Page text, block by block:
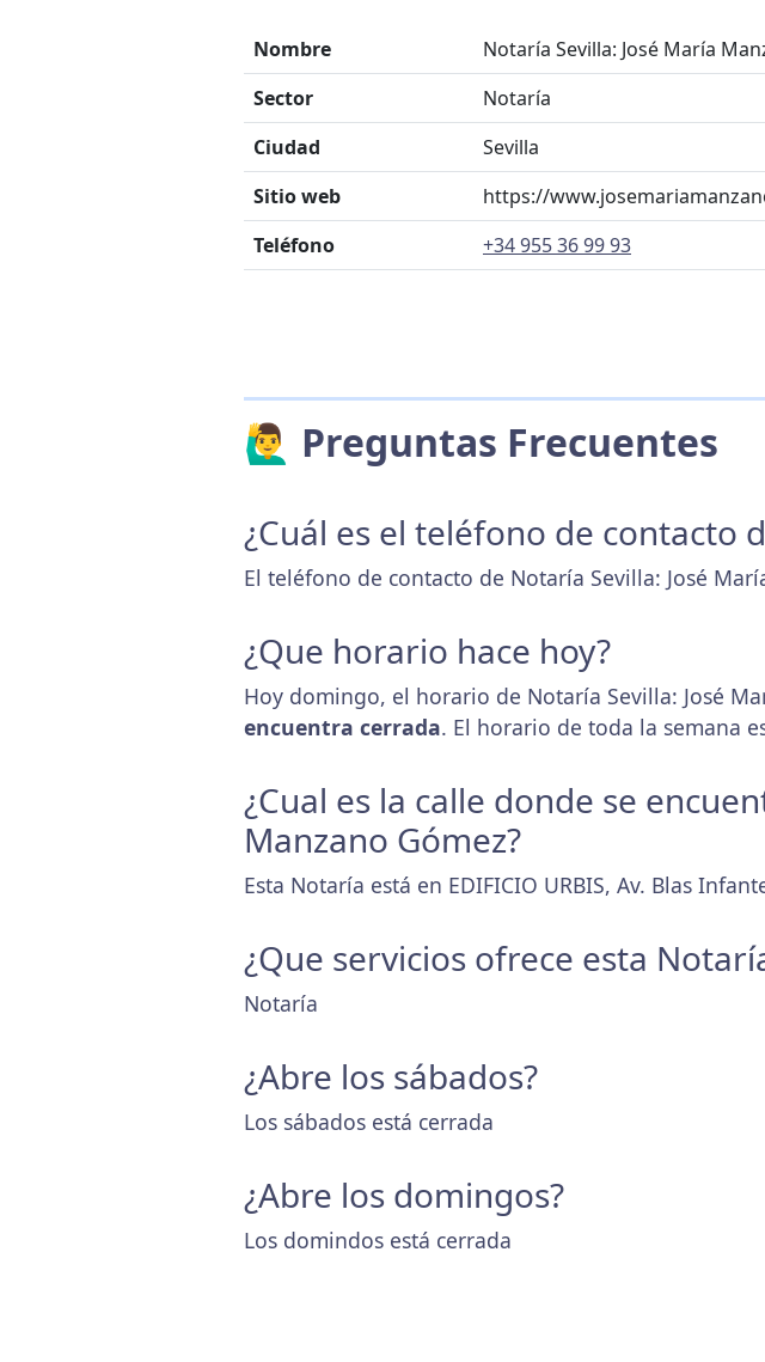
Nombre
Notaría Sevilla: José María
Sector
Notaría
Ciudad
Sevilla
Sitio web
https://
Teléfono
+34 955 36 99 93
🙋‍♂️ Preguntas Frecuentes
¿Cuál es el teléfono de contacto
El teléfono de contacto de Notaría Sevilla: José
¿Que horario hace hoy?
Hoy domingo, el horario de Notaría Sevilla: José
encuentra cerrada. El horario de toda la semana
¿Cual es la calle donde se
Manzano Gómez?
Esta Notaría está en EDIFICIO URBIS, Av. Blas
¿Que servicios ofrece esta
Notaría
¿Abre los sábados?
Los sábados está cerrada
¿Abre los domingos?
Los domindos está cerrada